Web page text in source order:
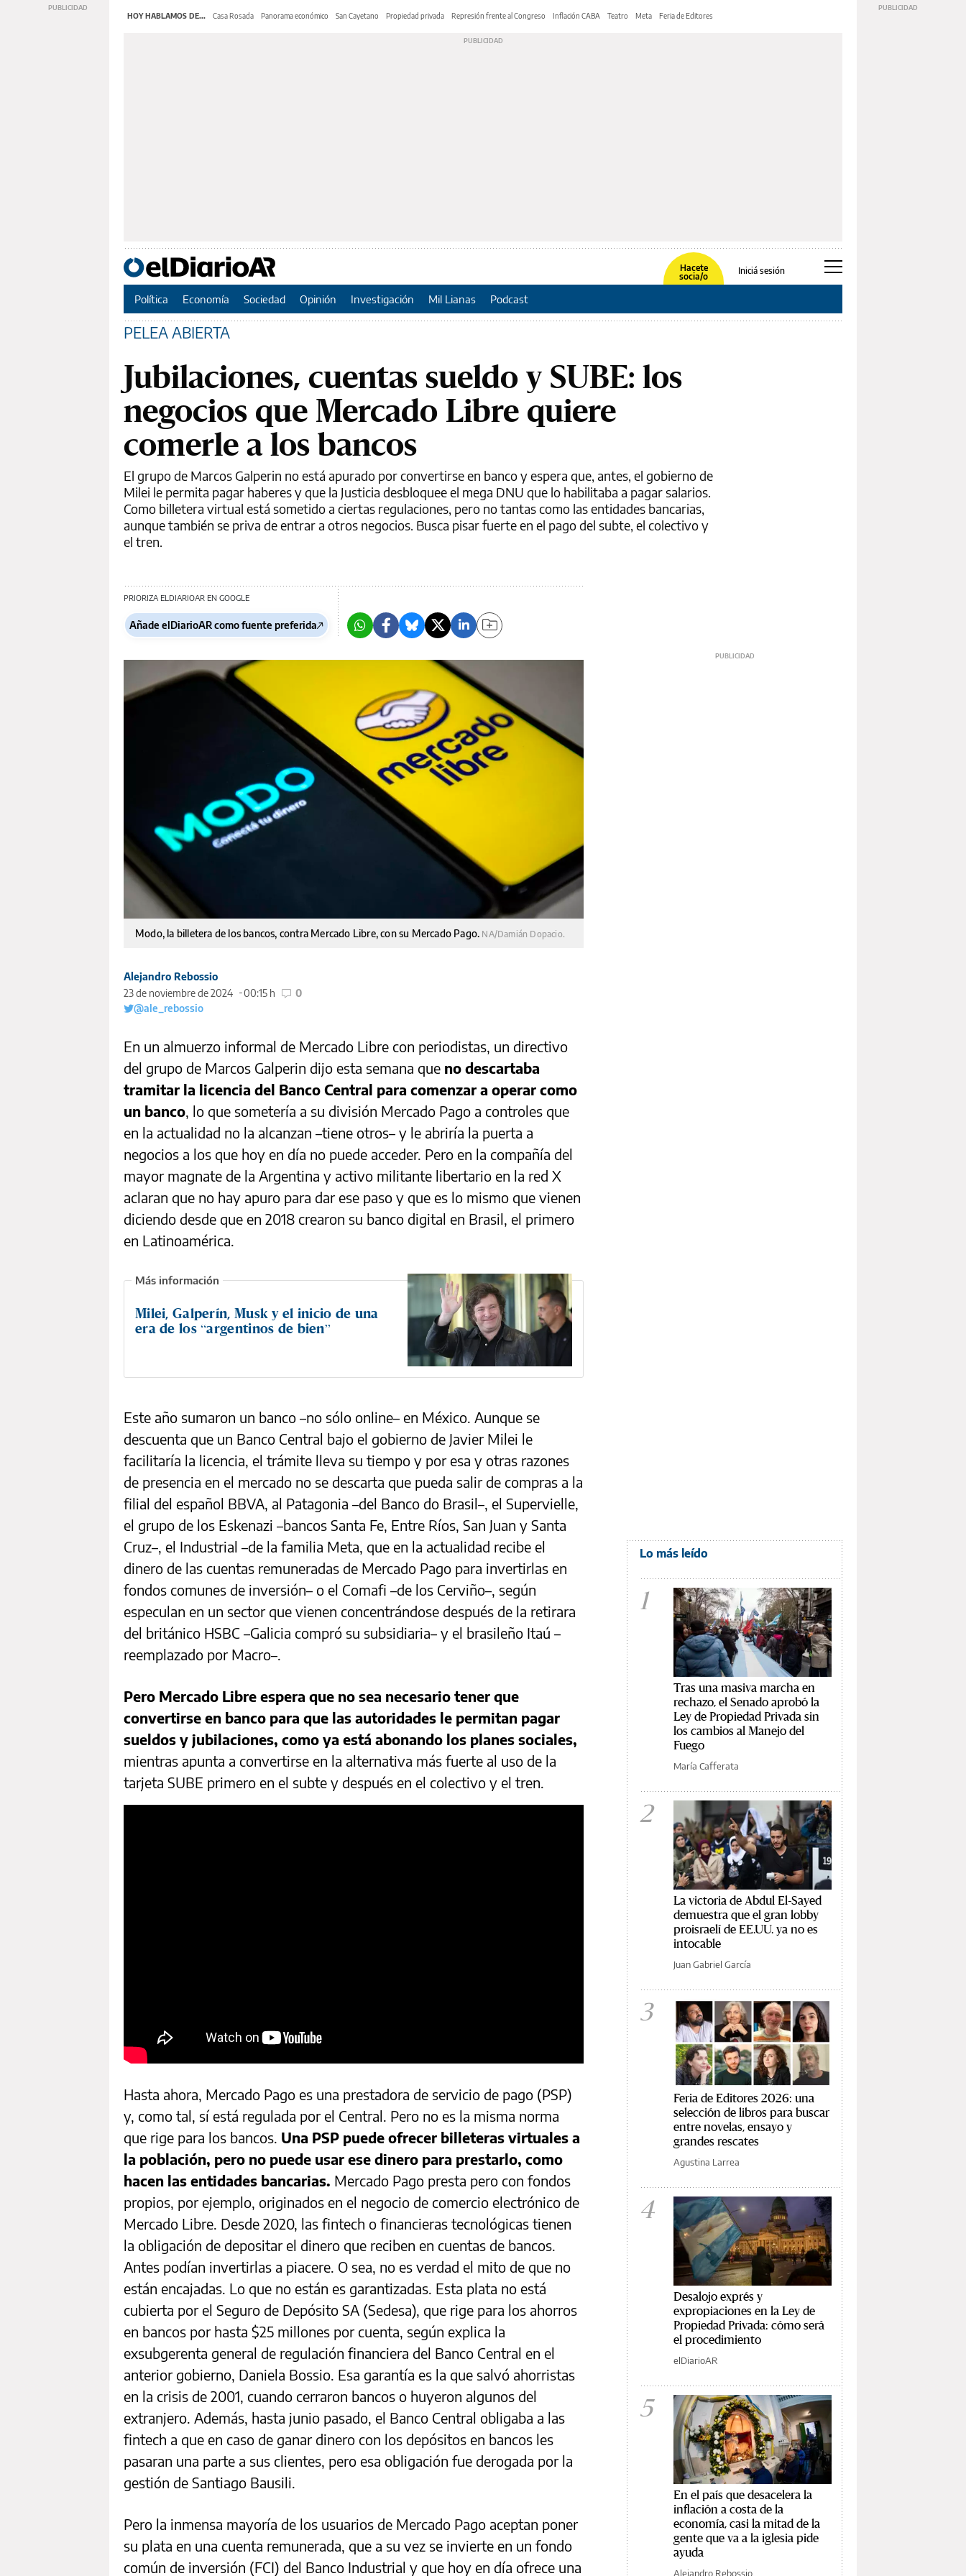
HOY HABLAMOS DE... Casa Rosada Panorama económico San Cayetano Propiedad privada Represión frente al Congreso Inflación CABA Teatro Meta Feria de Editores
Hacete
socia/o
Iniciá sesión
Política Economía Sociedad Opinión Investigación Mil Lianas Podcast
PELEA ABIERTA
Jubilaciones, cuentas sueldo y SUBE: los
negocios que Mercado Libre quiere
comerle a los bancos
El grupo de Marcos Galperin no está apurado por convertirse en banco y espera que, antes, el gobierno de
Milei le permita pagar haberes y que la Justicia desbloquee el mega DNU que lo habilitaba a pagar salarios.
Como billetera virtual está sometido a ciertas regulaciones, pero no tantas como las entidades bancarias,
aunque también se priva de entrar a otros negocios. Busca pisar fuerte en el pago del subte, el colectivo y
el tren.
PRIORIZA ELDIARIOAR EN GOOGLE
Añade elDiarioAR como fuente preferida
Modo, la billetera de los bancos, contra Mercado Libre, con su Mercado Pago. NA/Damián Dopacio.
Alejandro Rebossio
23 de noviembre de 2024
00:15 h
0
@ale_rebossio
En un almuerzo informal de Mercado Libre con periodistas, un directivo
del grupo de Marcos Galperin dijo esta semana que no descartaba
tramitar la licencia del Banco Central para comenzar a operar como
un banco, lo que sometería a su división Mercado Pago a controles que
en la actualidad no la alcanzan –tiene otros– y le abriría la puerta a
negocios a los que hoy en día no puede acceder. Pero en la compañía del
mayor magnate de la Argentina y activo militante libertario en la red X
aclaran que no hay apuro para dar ese paso y que es lo mismo que vienen
diciendo desde que en 2018 crearon su banco digital en Brasil, el primero
en Latinoamérica.
Milei, Galperín, Musk y el inicio de una
era de los “argentinos de bien”
Este año sumaron un banco –no sólo online– en México. Aunque se
descuenta que un Banco Central bajo el gobierno de Javier Milei le
facilitaría la licencia, el trámite lleva su tiempo y por esa y otras razones
de presencia en el mercado no se descarta que pueda salir de compras a la
filial del español BBVA, al Patagonia –del Banco do Brasil–, el Supervielle,
el grupo de los Eskenazi –bancos Santa Fe, Entre Ríos, San Juan y Santa
Cruz–, el Industrial –de la familia Meta, que en la actualidad recibe el
dinero de las cuentas remuneradas de Mercado Pago para invertirlas en
fondos comunes de inversión– o el Comafi –de los Cerviño–, según
especulan en un sector que vienen concentrándose después de la retirara
del británico HSBC –Galicia compró su subsidiaria– y el brasileño Itaú –
reemplazado por Macro–.
Pero Mercado Libre espera que no sea necesario tener que
convertirse en banco para que las autoridades le permitan pagar
sueldos y jubilaciones, como ya está abonando los planes sociales,
mientras apunta a convertirse en la alternativa más fuerte al uso de la
tarjeta SUBE primero en el subte y después en el colectivo y el tren.
Hasta ahora, Mercado Pago es una prestadora de servicio de pago (PSP)
y, como tal, sí está regulada por el Central. Pero no es la misma norma
que rige para los bancos. Una PSP puede ofrecer billeteras virtuales a
la población, pero no puede usar ese dinero para prestarlo, como
hacen las entidades bancarias. Mercado Pago presta pero con fondos
propios, por ejemplo, originados en el negocio de comercio electrónico de
Mercado Libre. Desde 2020, las fintech o financieras tecnológicas tienen
la obligación de depositar el dinero que reciben en cuentas de bancos.
Antes podían invertirlas a piacere. O sea, no es verdad el mito de que no
están encajadas. Lo que no están es garantizadas. Esta plata no está
cubierta por el Seguro de Depósito SA (Sedesa), que rige para los ahorros
en bancos por hasta $25 millones por cuenta, según explica la
exsubgerenta general de regulación financiera del Banco Central en el
anterior gobierno, Daniela Bossio. Esa garantía es la que salvó ahorristas
en la crisis de 2001, cuando cerraron bancos o huyeron algunos del
extranjero. Además, hasta junio pasado, el Banco Central obligaba a las
fintech a que en caso de ganar dinero con los depósitos en bancos les
pasaran una parte a sus clientes, pero esa obligación fue derogada por la
gestión de Santiago Bausili.
Pero la inmensa mayoría de los usuarios de Mercado Pago aceptan poner
su plata en una cuenta remunerada, que a su vez se invierte en un fondo
común de inversión (FCI) del Banco Industrial y que hoy en día ofrece una
Lo más leído
1
Tras una masiva marcha en
rechazo, el Senado aprobó la
Ley de Propiedad Privada sin
los cambios al Manejo del
Fuego
María Cafferata
2
La victoria de Abdul El-Sayed
demuestra que el gran lobby
proisraelí de EE.UU. ya no es
intocable
Juan Gabriel García
3
Feria de Editores 2026: una
selección de libros para buscar
entre novelas, ensayo y
grandes rescates
Agustina Larrea
4
Desalojo exprés y
expropiaciones en la Ley de
Propiedad Privada: cómo será
el procedimiento
elDiarioAR
5
En el país que desacelera la
inflación a costa de la
economía, casi la mitad de la
gente que va a la iglesia pide
ayuda
Alejandro Rebossio